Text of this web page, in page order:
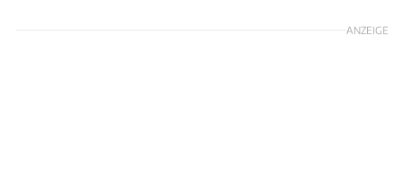
ANZEIGE